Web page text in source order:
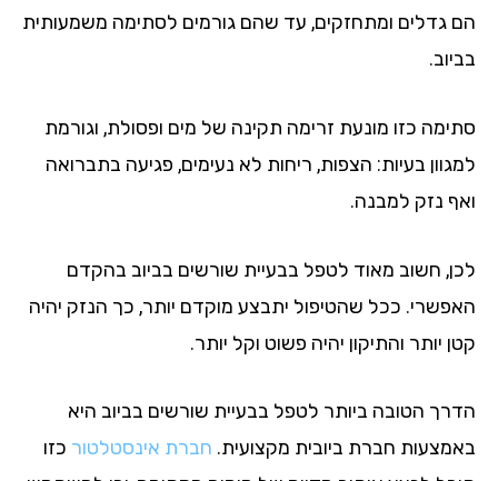
גדלים ומתחזקים, עד שהם גורמים לסתימה משמעותית
כזו מונעת זרימה תקינה של מים ופסולת, וגורמת
בעיות: הצפות, ריחות לא נעימים, פגיעה בתברואה
נזק למבנה.
חשוב מאוד לטפל בבעיית שורשים בביוב בהקדם
ככל שהטיפול יתבצע מוקדם יותר, כך הנזק יהיה
יותר והתיקון יהיה פשוט וקל יותר.
הטובה ביותר לטפל בבעיית שורשים בביוב היא
חברת ביובית מקצועית.חברת אינסטלטורכזו